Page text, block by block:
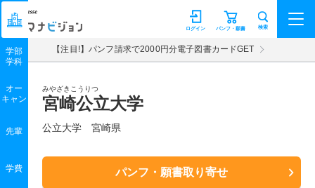
マナビジョン パンフ・願書
ログイン 検索
【注目!】パンフ請求で2000円分電子図書カードGET
みやざきこうりつ
宮崎公立大学
公立大学 宮崎県
パンフ・願書取り寄せ
学部
学科
オー
キャン
先輩
学費